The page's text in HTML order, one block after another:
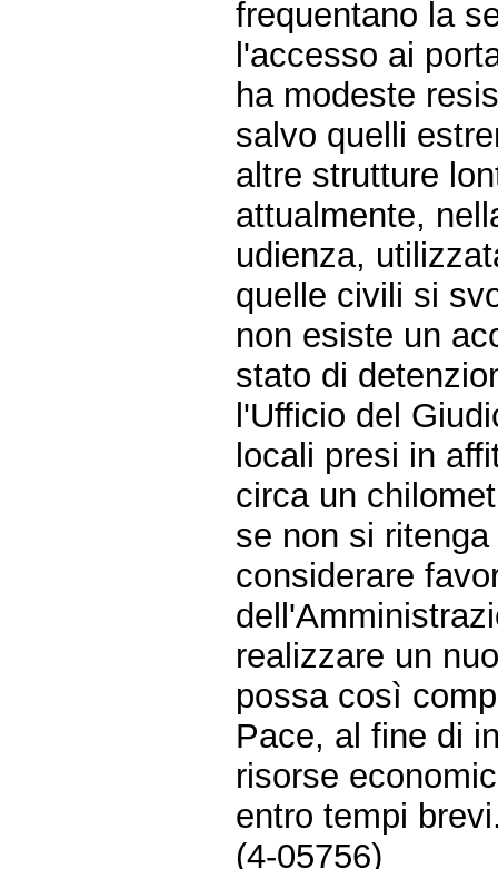
frequentano la
l'accesso ai
ha modeste
salvo quelli
altre strutture
attualmente,
udienza,
quelle civili si
non esiste un
stato di
l'Ufficio del
locali presi in
circa un
se non si
considerare
realizzare un
possa così
Pace, al fine di
risorse
entro tempi
(4-05756)